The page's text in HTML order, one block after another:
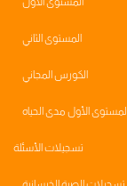
المستوى الثاني
الكورس المجاني
المستوى الأول مدى الحياه
تسجيلات الأسئلة